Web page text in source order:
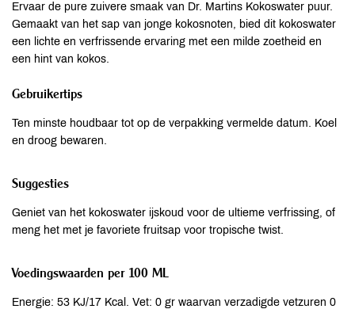
Ervaar de pure zuivere smaak van Dr. Martins Kokoswater puur.
Gemaakt van het sap van jonge kokosnoten, bied dit kokoswater
een lichte en verfrissende ervaring met een milde zoetheid en
een hint van kokos.
Gebruikertips
Ten minste houdbaar tot op de verpakking vermelde datum. Koel
en droog bewaren.
Suggesties
Geniet van het kokoswater ijskoud voor de ultieme verfrissing, of
meng het met je favoriete fruitsap voor tropische twist.
Voedingswaarden per 100 ML
Energie: 53 KJ/17 Kcal. Vet: 0 gr waarvan verzadigde vetzuren 0